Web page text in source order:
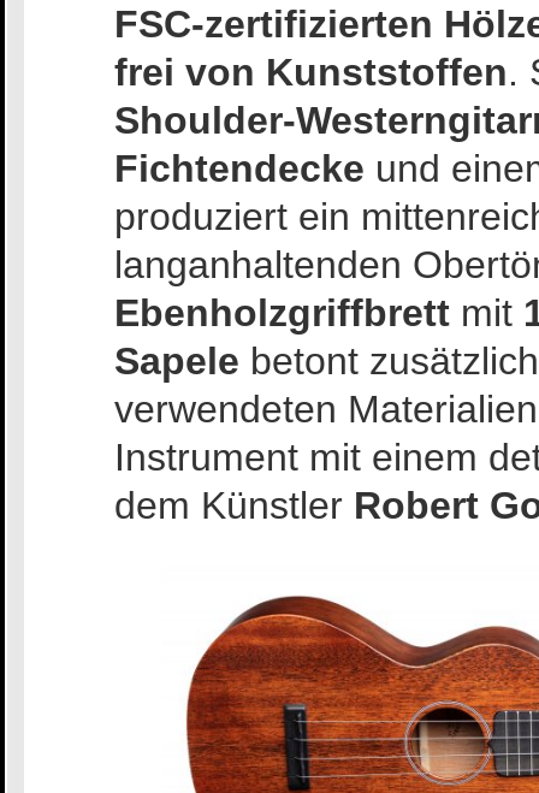
FSC-zertifizierten
frei von Kunststoffen.
Shoulder-
Fichtendecke und
produziert ein
langanhaltenden
Ebenholzgriffbrett mit
Sapele betont
verwendeten
Instrument mit einem
dem Künstler Robert